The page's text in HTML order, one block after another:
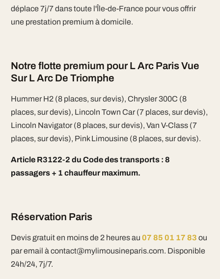
déplace 7j/7 dans toute l'Île-de-France pour vous offrir
une prestation premium à domicile.
Notre flotte premium pour L Arc Paris Vue
Sur L Arc De Triomphe
Hummer H2 (8 places, sur devis), Chrysler 300C (8
places, sur devis), Lincoln Town Car (7 places, sur devis),
Lincoln Navigator (8 places, sur devis), Van V-Class (7
places, sur devis), Pink Limousine (8 places, sur devis).
Article R3122-2 du Code des transports : 8
passagers + 1 chauffeur maximum.
Réservation Paris
Devis gratuit en moins de 2 heures au 07 85 01 17 83 ou
par email à contact@mylimousineparis.com. Disponible
24h/24, 7j/7.